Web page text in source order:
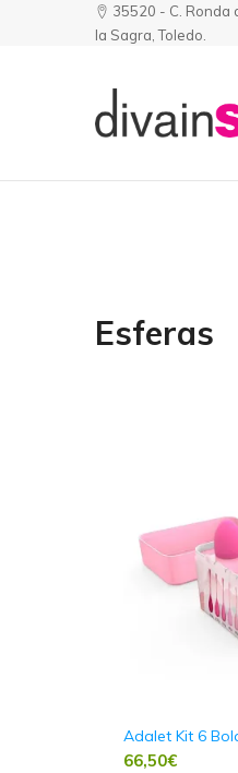
35520 - C. Ronda
la Sagra, Toledo.
|
y
Puede
Esferas
Adalet Kit 6
66,50€